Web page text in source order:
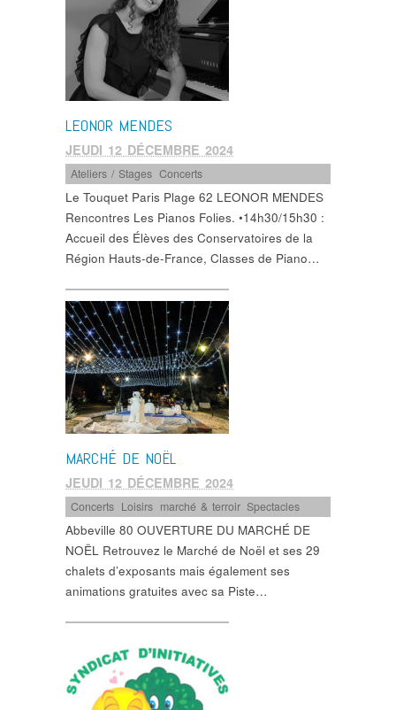
LEONOR MENDES
JEUDI 12 DÉCEMBRE 2024
Ateliers / Stages ,Concerts
Le Touquet Paris Plage 62 LEONOR MENDES
Rencontres Les Pianos Folies. •14h30/15h30 :
Accueil des Élèves des Conservatoires de la
Région Hauts-de-France, Classes de Piano…
MARCHÉ DE NOËL
JEUDI 12 DÉCEMBRE 2024
Concerts Loisirs marché & terroir,Spectacles
Abbeville 80 OUVERTURE DU MARCHÉ DE
NOËL Retrouvez le Marché de Noël et ses 29
chalets d’exposants mais également ses
animations gratuites avec sa Piste…